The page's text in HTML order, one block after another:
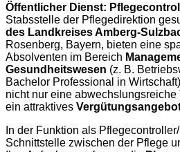
Öffentlicher Dienst:
Stabsstelle der Pflegedirektion
des Landkreises Amberg-
Rosenberg, Bayern, bieten eine
Absolventen im Bereich
Gesundheitswesen (z. B.
Bachelor Professional in
nicht nur eine
ein attraktives
In der Funktion als
Schnittstelle zwischen der Pflege